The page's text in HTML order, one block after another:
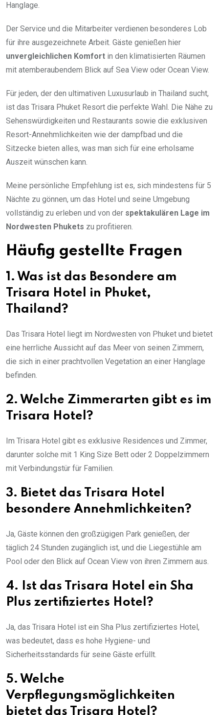
Hanglage.
Der Service und die Mitarbeiter verdienen besonderes Lob
für ihre ausgezeichnete Arbeit. Gäste genießen hier
unvergleichlichen Komfort in den klimatisierten Räumen
mit atemberaubendem Blick auf Sea View oder Ocean View.
Für jeden, der den ultimativen Luxusurlaub in Thailand sucht,
ist das Trisara Phuket Resort die perfekte Wahl. Die Nähe zu
Sehenswürdigkeiten und Restaurants sowie die exklusiven
Resort-Annehmlichkeiten wie der dampfbad und die
Sitzecke bieten alles, was man sich für eine erholsame
Auszeit wünschen kann.
Meine persönliche Empfehlung ist es, sich mindestens für 5
Nächte zu gönnen, um das Hotel und seine Umgebung
vollständig zu erleben und von der spektakulären Lage im
Nordwesten Phukets zu profitieren.
Häufig gestellte Fragen
1. Was ist das Besondere am
Trisara Hotel in Phuket,
Thailand?
Das Trisara Hotel liegt im Nordwesten von Phuket und bietet
eine herrliche Aussicht auf das Meer von seinen Zimmern,
die sich in einer prachtvollen Vegetation an einer Hanglage
befinden.
2. Welche Zimmerarten gibt es im
Trisara Hotel?
Im Trisara Hotel gibt es exklusive Residences und Zimmer,
darunter solche mit 1 King Size Bett oder 2 Doppelzimmern
mit Verbindungstür für Familien.
3. Bietet das Trisara Hotel
besondere Annehmlichkeiten?
Ja, Gäste können den großzügigen Park genießen, der
täglich 24 Stunden zugänglich ist, und die Liegestühle am
Pool oder den Blick auf Ocean View von ihren Zimmern aus.
4. Ist das Trisara Hotel ein Sha
Plus zertifiziertes Hotel?
Ja, das Trisara Hotel ist ein Sha Plus zertifiziertes Hotel,
was bedeutet, dass es hohe Hygiene- und
Sicherheitsstandards für seine Gäste erfüllt.
5. Welche
Verpflegungsmöglichkeiten
bietet das Trisara Hotel?